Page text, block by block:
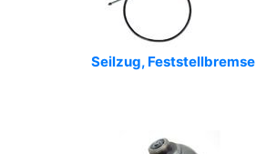
Seilzug, Feststellbremse